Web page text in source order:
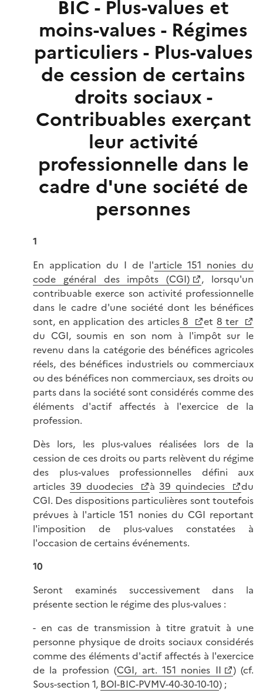
BIC - Plus-values et
moins-values - Régimes
particuliers - Plus-values
de cession de certains
droits sociaux -
Contribuables exerçant
leur activité
professionnelle dans le
cadre d'une société de
personnes
1
En application du I de l'article 151 nonies du
code général des impôts (CGI)
, lorsqu'un
contribuable exerce son activité professionnelle
dans le cadre d'une société dont les bénéfices
sont, en application des articles8 et 8 ter
du CGI, soumis en son nom à l'impôt sur le
revenu dans la catégorie des bénéfices agricoles
réels, des bénéfices industriels ou commerciaux
ou des bénéfices non commerciaux, ses droits ou
parts dans la société sont considérés comme des
éléments d'actif affectés à l'exercice de la
profession.
Dès lors, les plus-values réalisées lors de la
cession de ces droits ou parts relèvent du régime
des plus-values professionnelles défini aux
articles 39 duodecies à 39 quindecies
du
CGI. Des dispositions particulières sont toutefois
prévues à l'article 151 nonies du CGI reportant
l'imposition de plus-values constatées à
l'occasion de certains événements.
10
Seront examinés successivement dans la
présente section le régime des plus-values :
- en cas de transmission à titre gratuit à une
personne physique de droits sociaux considérés
comme des éléments d'actif affectés à l'exercice
de la profession (CGI, art. 151 nonies II
) (cf.
Sous-section 1, BOI-BIC-PVMV-40-30-10-10) ;